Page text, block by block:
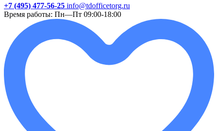
+7 (495) 477-56-25 info@tdofficetorg.ru
Время работы: Пн—Пт 09:00-18:00